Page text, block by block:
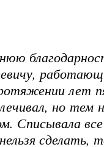
лет
но тем
Списывала